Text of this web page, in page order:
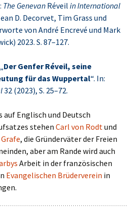
The Genevan Réveil in International
D. Decorvet, Tim Grass und
von André Encrevé und Mark
2023. S. 87–127.
Der Genfer Réveil, seine
für das Wuppertal“. In:
32 (2023), S. 25–72.
Englisch und Deutsch
stehen Carl von Rodtund
, die Gründerväter der Freien
aber am Rande wird auch
Arbeit in der französischen
Evangelischen Brüderverein in